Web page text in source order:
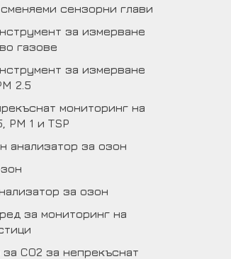
сензорни глави
за измерване
газове
за измерване
2.5
мониторинг на
PM 1 и TSP
анализатор за озон
за озон
за мониторинг на
CO2 за непрекъснат